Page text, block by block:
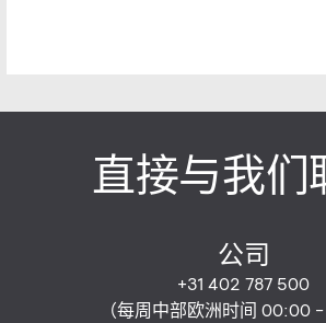
直接与我们
公司
+31 402 787 500
（每周中部欧洲时间 00:00 -